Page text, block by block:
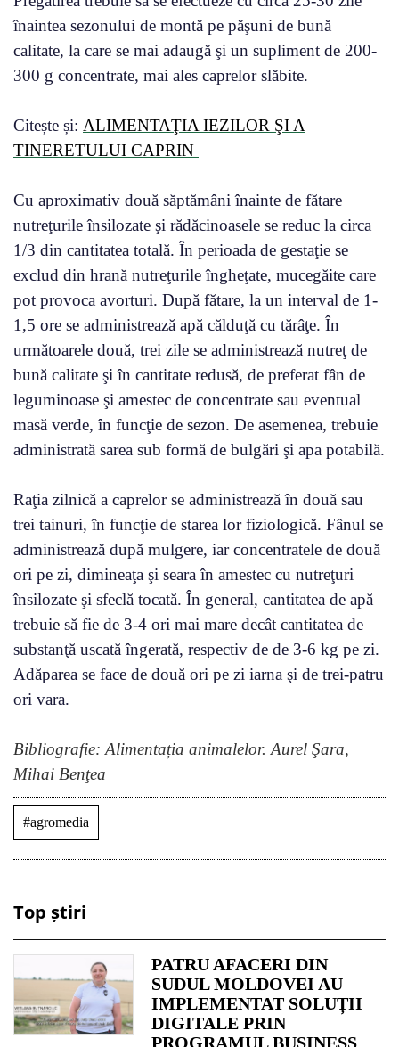
înaintea sezonului de montă pe păşuni de bună
calitate, la care se mai adaugă şi un supliment de 200-
300 g concentrate, mai ales caprelor slăbite.
Citește și: ALIMENTAŢIA IEZILOR ŞI A
TINERETULUI CAPRIN
Cu aproximativ două săptămâni înainte de fătare
nutreţurile însilozate şi rădăcinoasele se reduc la circa
1/3 din cantitatea totală. În perioada de gestaţie se
exclud din hrană nutreţurile îngheţate, mucegăite care
pot provoca avorturi. După fătare, la un interval de 1-
1,5 ore se administrează apă călduţă cu tărâţe. În
următoarele două, trei zile se administrează nutreţ de
bună calitate şi în cantitate redusă, de preferat fân de
leguminoase şi amestec de concentrate sau eventual
masă verde, în funcţie de sezon. De asemenea, trebuie
administrată sarea sub formă de bulgări şi apa potabilă.
Raţia zilnică a caprelor se administrează în două sau
trei tainuri, în funcţie de starea lor fiziologică. Fânul se
administrează după mulgere, iar concentratele de două
ori pe zi, dimineaţa şi seara în amestec cu nutreţuri
însilozate şi sfeclă tocată. În general, cantitatea de apă
trebuie să fie de 3-4 ori mai mare decât cantitatea de
substanţă uscată îngerată, respectiv de de 3-6 kg pe zi.
Adăparea se face de două ori pe zi iarna şi de trei-patru
ori vara.
Bibliografie: Alimentația animalelor. Aurel Şara,
Mihai Benţea
#agromedia
Top știri
PATRU AFACERI DIN
SUDUL MOLDOVEI AU
IMPLEMENTAT SOLUȚII
DIGITALE PRIN
PROGRAMUL BUSINESS